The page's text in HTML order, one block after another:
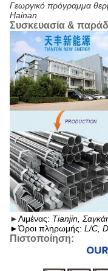
Γεωργικό πρόγραμμα
Hainan
Συσκευασία &
►Λιμένας: Tianjin,
►Όροι πληρωμής: L/C,
Πιστοποίηση: